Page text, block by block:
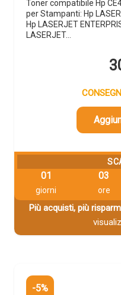
Toner compatibile Hp
per Stampanti: Hp
Hp LASERJET
LASERJET…
01
giorni
03
ore
Più acquisti, più
-5%